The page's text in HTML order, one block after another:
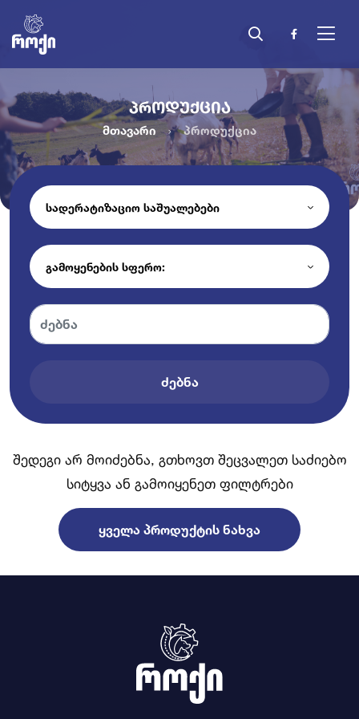
ᲞᲠᲝᲓᲣᲥᲪᲘᲐ
მთავარი პროდუქცია
ᲫᲔᲑᲜᲐ
შედეგი არ მოიძებნა, გთხოვთ შეცვალეთ საძიებო
სიტყვა ან გამოიყენეთ ფილტრები
ᲧᲕᲔᲚᲐ ᲞᲠᲝᲓᲣᲥᲢᲘᲡ ᲜᲐᲮᲕᲐ